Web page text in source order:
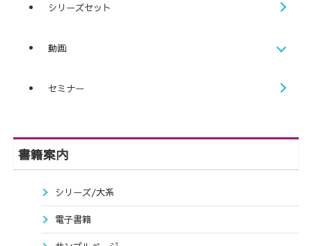
シリーズセット
動画
セミナー
書籍案内
シリーズ/大系
電子書籍